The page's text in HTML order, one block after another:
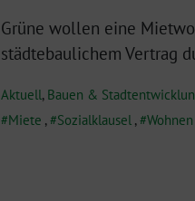
Grüne wollen eine
städtebaulichem Vertrag
Aktuell, Bauen &
Miete , Sozialklausel , Wohnen